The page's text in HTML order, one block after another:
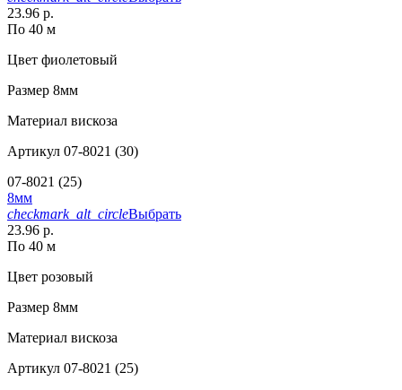
23.96 р.
По 40 м
Цвет фиолетовый
Размер 8мм
Материал вискоза
Артикул 07-8021 (30)
07-8021 (25)
8мм
checkmark_alt_circleВыбрать
23.96 р.
По 40 м
Цвет розовый
Размер 8мм
Материал вискоза
Артикул 07-8021 (25)